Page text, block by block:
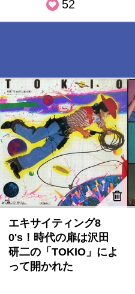
52
エキサイティング8
0's！時代の扉は沢田
研二の「TOKIO」によ
って開かれた